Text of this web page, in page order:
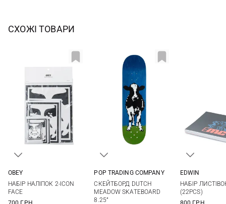
СХОЖІ ТОВАРИ
OBEY
НАБІР НАЛІПОК 2-ICON
FACE
POP TRADING COMPANY
СКЕЙТБОРД DUTCH
MEADOW SKATEBOARD
8.25”
EDWIN
НАБІР
(22PCS)